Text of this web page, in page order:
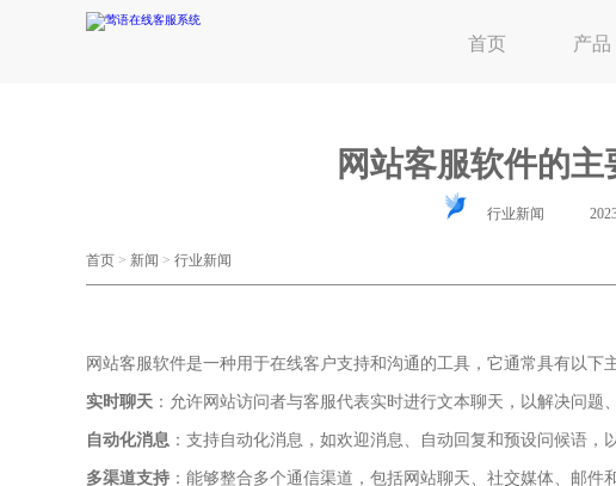
首页 产品
网站客服软件的主
行业新闻
首页 > 新闻 > 行业新闻
网站客服软件是一种用于在线客户支持和沟通的工具，它通常具有以下
实时聊天 ：允许网站访问者与客服代表实时进行文本聊天，以解决问题
自动化消息 ：支持自动化消息，如欢迎消息、自动回复和预设问候语，
多渠道支持 ：能够整合多个通信渠道，包括网站聊天、社交媒体、邮件